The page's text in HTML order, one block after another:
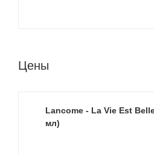
Цены
Lancome - La Vie Est
мл)